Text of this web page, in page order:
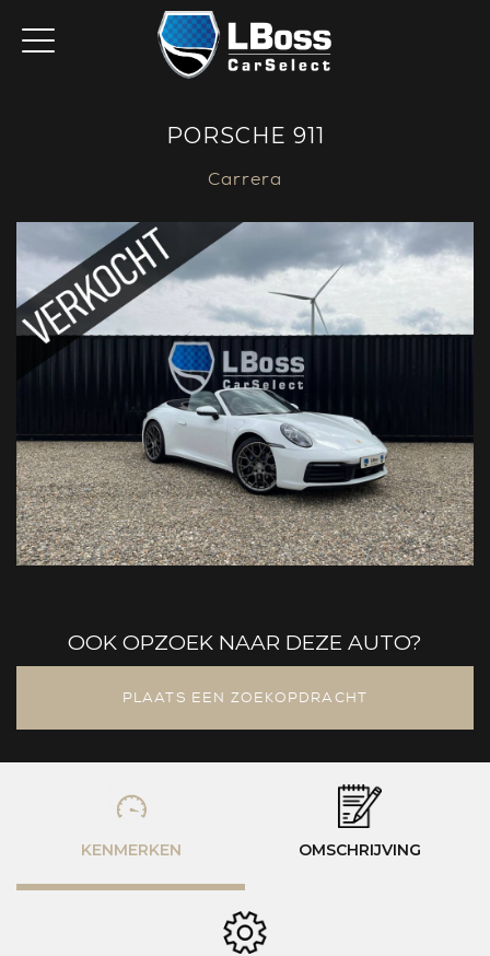
PORSCHE 911
Carrera
OOK OPZOEK NAAR DEZE AUTO?
PLAATS EEN ZOEKOPDRACHT
KENMERKEN OMSCHRIJVING